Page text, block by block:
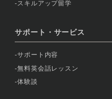
スキルアップ留学
サポート・サービス
サポート内容
無料英会話レッスン
体験談